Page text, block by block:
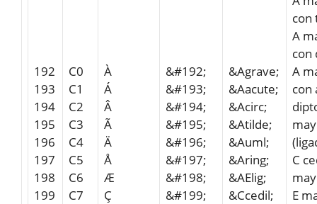
192
193
194
195
196
197
198
199
C0
C1
C2
C3
C4
C5
C6
C7
À
Á
Â
Ã
Ä
Å
Æ
Ç
&#192;
&#193;
&#194;
&#195;
&#196;
&#197;
&#198;
&#199;
&Agrave;
&Aacute;
&Acirc;
&Atilde;
&Auml;
&Aring;
&AElig;
&Ccedil;
con
A
con
A
con
C
E